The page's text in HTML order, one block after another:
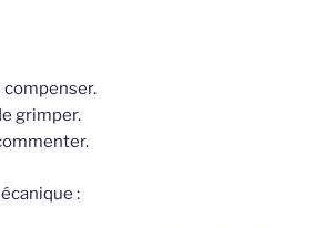
compenser.
grimper.
: